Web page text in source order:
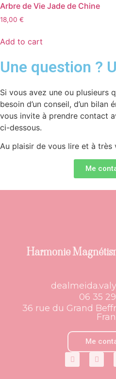
Arbre de Vie Jade de Chine
18,00 €
Add to cart
Une question ?
Si vous avez une ou plusieurs
besoin d’un conseil, d’un bilan
vous invite à prendre contact
ci-dessous.
Au plaisir de vous lire et à très
Me
Harmonie
06 35
36 rue du Grand
Me